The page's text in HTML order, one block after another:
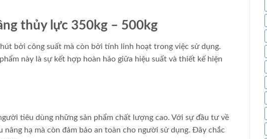
thủy lực 350kg – 500kg
bởi công suất mà còn bởi tính linh hoạt trong việc sử dụng.
này là sự kết hợp hoàn hảo giữa hiệu suất và thiết kế hiện
tiêu dùng những sản phẩm chất lượng cao. Với sự đầu tư về
hạ mà còn đảm bảo an toàn cho người sử dụng. Đây chắc